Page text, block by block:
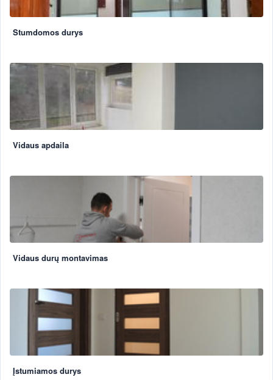
Stumdomos durys
Vidaus apdaila
Vidaus durų montavimas
Įstumiamos durys